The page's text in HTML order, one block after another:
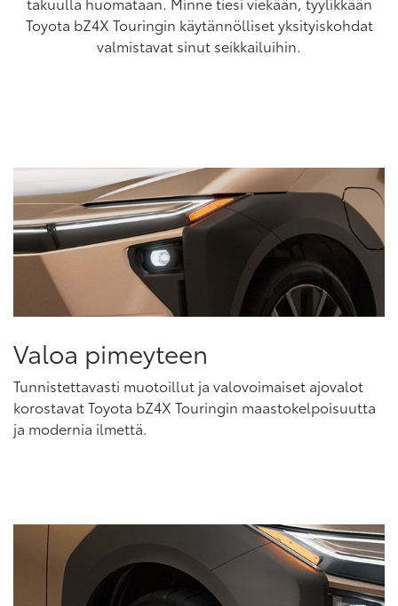
Toyota bZ4X Touringin käytännölliset yksityiskohdat
valmistavat sinut seikkailuihin.
Valoa pimeyteen
Tunnistettavasti muotoillut ja valovoimaiset ajovalot
korostavat Toyota bZ4X Touringin maastokelpoisuutta
ja modernia ilmettä.